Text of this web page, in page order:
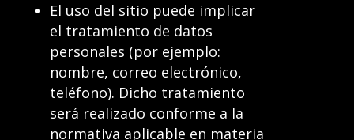
El uso del sitio puede implicar
el tratamiento de datos
personales (por ejemplo:
nombre, correo electrónico,
teléfono). Dicho tratamiento
será realizado conforme a la
normativa aplicable en materia